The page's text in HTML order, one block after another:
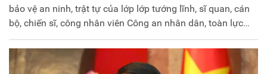
bảo vệ an ninh, trật tự của lớp lớp tướng lĩnh, sĩ quan, cán
bộ, chiến sĩ, công nhân viên Công an nhân dân, toàn lực
lượng Công an nhân dân nguyện trung thành tuyệt đối với
Đảng, Tổ quốc và Nhân dân, luôn chỉ biết “còn Đảng thì
còn mình”, “Vì nước quên thân, vì dân phục vụ”, không